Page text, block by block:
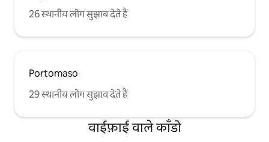
26 स्थानीय लोग सुझाव देते हैं
Portomaso
29 स्थानीय लोग सुझाव देते हैं
वाईफ़ाई वाले काँडो